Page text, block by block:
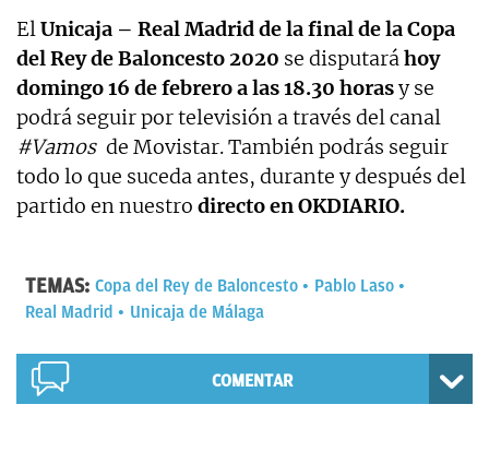
ElUnicaja – Real Madrid de la final de la Copa
del Rey de Baloncesto 2020 se disputaráhoy
domingo 16 de febrero a las 18.30 horasy se
podrá seguir por televisión a través del canal
#Vamos de Movistar. También podrás seguir
todo lo que suceda antes, durante y después del
partido en nuestro directo en OKDIARIO.
TEMAS: Copa del Rey de Baloncesto
Pablo Laso
Real Madrid
Unicaja de Málaga
COMENTAR